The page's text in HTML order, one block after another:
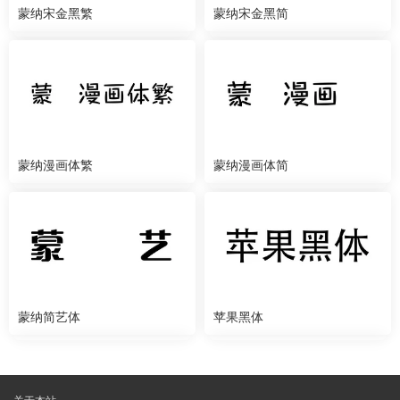
蒙纳宋金黑繁 蒙纳宋金黑简
蒙纳漫画体繁 蒙纳漫画体简
蒙纳简艺体 苹果黑体